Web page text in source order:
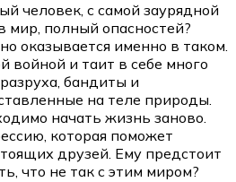
человек, с самой заурядной
мир, полный опасностей?
оказывается именно в таком.
войной и таит в себе много
бандиты и
на теле природы.
начать жизнь заново.
которая поможет
друзей. Ему предстоит
что не так с этим миром?